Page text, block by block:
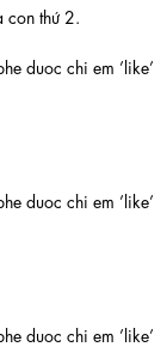
thứ 2.